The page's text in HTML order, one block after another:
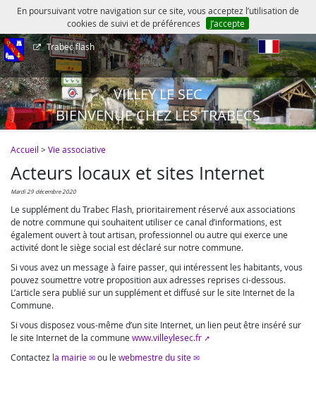
En poursuivant votre navigation sur ce site, vous acceptez l’utilisation de
cookies de suivi et de préférences
J’accepte
Trabec flash
VILLEY LE SEC
BIENVENUE CHEZ LES TRABECS
Accueil >Vie associative
Acteurs locaux et sites Internet
mardi 29 décembre 2020
Le supplément du Trabec Flash, prioritairement réservé aux associations
de notre commune qui souhaitent utiliser ce canal d’informations, est
également ouvert à tout artisan, professionnel ou autre qui exerce une
activité dont le siège social est déclaré sur notre commune.
Si vous avez un message à faire passer, qui intéressent les habitants, vous
pouvez soumettre votre proposition aux adresses reprises ci-dessous.
L’article sera publié sur un supplément et diffusé sur le site Internet de la
Commune.
Si vous disposez vous-même d’un site Internet, un lien peut être inséré sur
le site Internet de la commune www.villeylesec.fr
Contactez la mairie ou le webmestre du site